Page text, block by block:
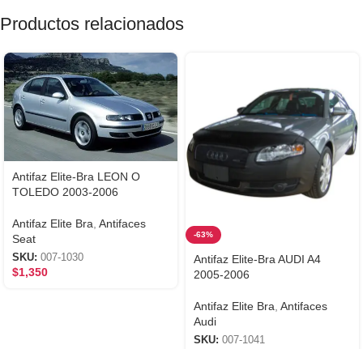
Productos relacionados
Antifaz Elite-Bra LEON O
TOLEDO 2003-2006
Antifaz Elite Bra Antifaces
Seat
SKU: 007-1030
$1,350
-63%
Antifaz Elite-Bra AUDI A4
2005-2006
Antifaz Elite Bra Antifaces
Audi
SKU: 007-1041